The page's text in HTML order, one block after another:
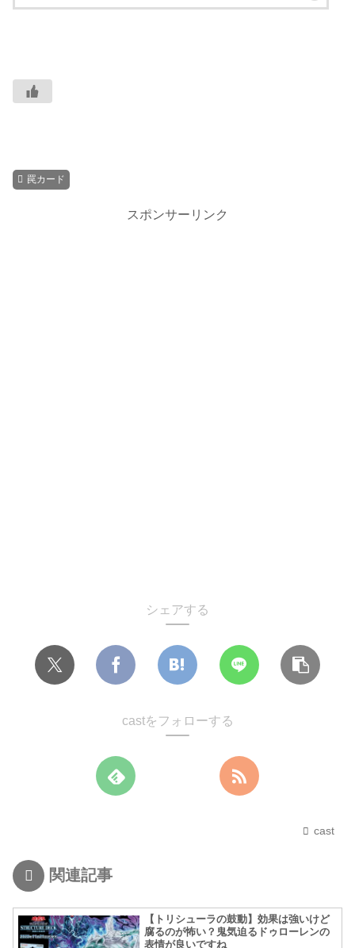
罠カード
スポンサーリンク
シェアする
castをフォローする
cast
関連記事
【トリシューラの鼓動】効果は強いけど
腐るのが怖い？鬼気迫るドゥローレンの
表情が良いですね